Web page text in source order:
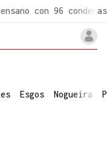
con 96 condenas
Esgos Nogueira